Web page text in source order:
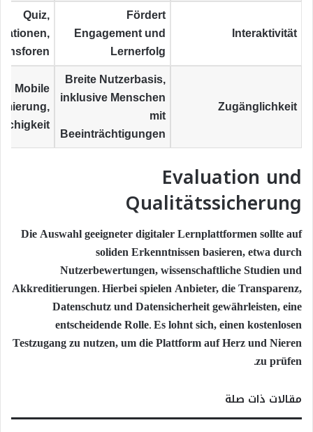
Interaktivität
Fördert
Engagement und
Lernerfolg
Quiz,
Zugänglichkeit
Breite Nutzerbasis,
inklusive Menschen
mit
Beeinträchtigungen
Mobile
Evaluation und
Qualitätssicherung
Die Auswahl geeigneter digitaler Lernplattformen sollte auf
soliden Erkenntnissen basieren, etwa durch
Nutzerbewertungen, wissenschaftliche Studien und
Akkreditierungen. Hierbei spielen Anbieter, die Transparenz,
Datenschutz und Datensicherheit gewährleisten, eine
entscheidende Rolle. Es lohnt sich, einen kostenlosen
Testzugang zu nutzen, um die Plattform auf Herz und Nieren
zu prüfen.
مقالات ذات صلة